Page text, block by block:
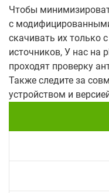
Чтобы
с
скачивать их только
источников, У нас на
проходят проверку
Также следите за
устройством и